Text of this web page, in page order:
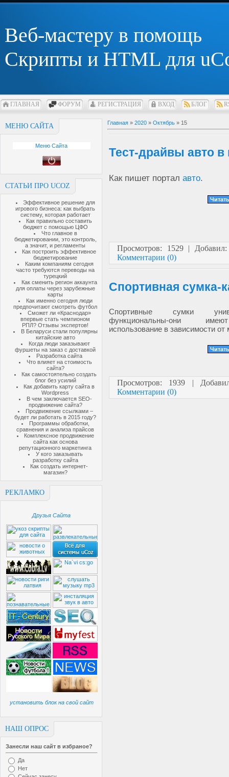
Веб-мастеру в помощь
Скрипты и HTML для
ГЛАВНАЯ ФОРУМ РЕГИСТРАЦИЯ ВХОД БЛОГ
МЕНЮ САЙТА
Меню Сайта
СТАТЬИ ПРО UCOZ
Эффективное решение для
игрового бизнеса: как выбрать
систему, которая работает
Как правильно составить
бюджет с помощью ЦФО
Что главное в
бюджетировании, это контроль,
а значит, и регламенты
Как построить эффективное
бюджетирование
Каким компаниям сегодня
часто требуются переводы на
турецкий
Как сменить регион аккаунта
для оплаты через зарубежные
карты
Как именно сегодня люди
предпочитают смотреть футбол
Сможет ли «Краснодар»
впервые стать чемпионом
РПЛ? Отзывы экспертов!
В Беларуси стали популярны
китайские авто
Когда люди заказывают
фуршеты на заказ с доставкой
Разработка сайта
Что влияет на стоимость
сайта?
Как самостоятельно создать
блог без усилий
Как добавить карту сайта в
Wordpress
В чем заключается SEO-
продвижение сайта?
Продвижение ссылками –
будет ли работать в 2015 году?
Программы обработки,
сравнения и анализа прайсов
Комплексное продвижение
сайта как основа
репутационного маркетинга
У кого заказывать
разработку сайта
Как создать интернет-
магазин?
РЕКЛАМКО
Друзья Сайта
установить блок на свой сайт
НАШ ОПРОС
Занесли наш сайт в избраное?
Да
Нет
Главная » 2020 » Октябрь » 15
Тест-драйвы авто в
Как пишет портал авто.
Просмотров: 1529 |
Комментарии (0)
Спортивная сумка-
Спортивные сумки
функциональны-они
использование в зависимости от
Просмотров: 1939 |
Комментарии (0)